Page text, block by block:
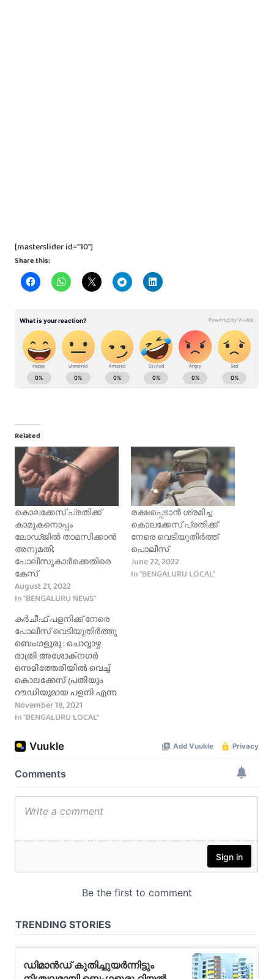
[masterslider id="10"]
Share this:
Related
കൊലക്കേസ് പ്രതിക്ക്
കാമുകനൊപ്പം
ലോഡ്ജിൽ താമസിക്കാൻ
അനുമതി;
പോലീസുകാർക്കെതിരെ
കേസ്
August 21, 2022
In "BENGALURU NEWS"
രക്ഷപ്പെടാൻ ശ്രമിച്ച
കൊലക്കേസ് പ്രതി‌ക്ക്
നേരെ വെടിയുതിർത്ത്
പൊലീസ്
June 22, 2022
In "BENGALURU LOCAL"
കർചീഫ് പളനിക്ക് നേരെ
പോലീസ് വെടിയുതിർത്തു
ബെംഗളൂരു : ചൊവ്വാഴ്ച
രാത്രി അശോക്‌നഗർ
സെമിത്തേരിയിൽ വെച്ച്
കൊലക്കേസ് പ്രതിയും
റൗഡിയുമായ പളനി എന്ന
കർച്ചീഫ് പളനിയെ
അറസ്റ്റ് ചെയ്യുന്നതിനിടെ
ആക്രമിക്കുകയും വെട്ടി
പരിക്കേൽപ്പിക്കുകയും
കീഴ്പ്പെടുത്താനായി
കൊലപാതകങ്ങൾ
ക്രിമിനൽ കേസുകളിൽ
ന് ബെല്ലന്തൂരിൽ റിപ്പോർട്ട്
മുന്നകുമാറിനെ (35)
കേസിലെ ഒന്നാം പ്രതി
November 18, 2021
In "BENGALURU LOCAL"